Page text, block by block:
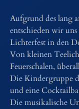
Aufgrund des lang
entschieden wir
Lichterfest in den
Von kleinen
Feuerschalen,
Die Kindergruppe
und eine
Die musikalische